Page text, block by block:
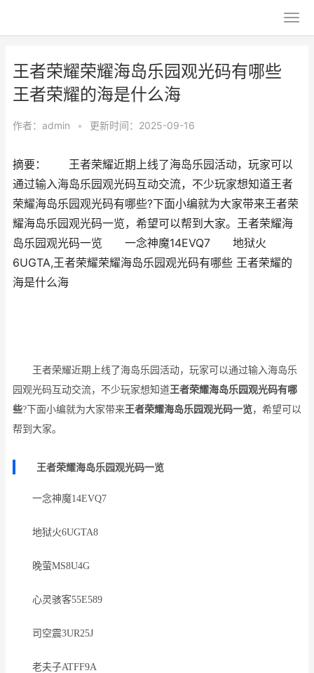
王者荣耀荣耀海岛乐园观光码有哪些
王者荣耀的海是什么海
作者： admin • 更新时间：2025-09-16
摘要： 王者荣耀近期上线了海岛乐园活动，玩家可以
通过输入海岛乐园观光码互动交流，不少玩家想知道王者
荣耀海岛乐园观光码有哪些?下面小编就为大家带来王者荣
耀海岛乐园观光码一览，希望可以帮到大家。王者荣耀海
岛乐园观光码一览 一念神魔14EVQ7 地狱火
6UGTA,王者荣耀荣耀海岛乐园观光码有哪些 王者荣耀的
海是什么海
王者荣耀近期上线了海岛乐园活动，玩家可以通过输入海岛乐
园观光码互动交流，不少玩家想知道王者荣耀海岛乐园观光码有哪
些?下面小编就为大家带来王者荣耀海岛乐园观光码一览，希望可以
帮到大家。
王者荣耀海岛乐园观光码一览
一念神魔14EVQ7
地狱火6UGTA8
晚萤MS8U4G
心灵骇客55E589
司空震3UR25J
老夫子ATFF9A